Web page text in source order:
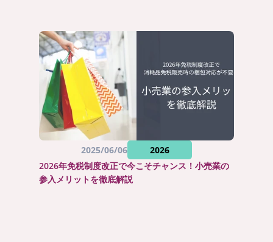
2025/06/06
2026
2026年免税制度改正で今こそチャンス！小売業の
参入メリットを徹底解説